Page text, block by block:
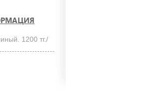
1200 тг./